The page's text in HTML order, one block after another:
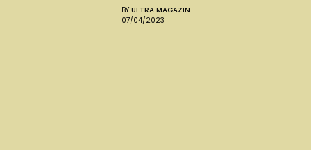
BY ULTRA MAGAZIN
07/04/2023